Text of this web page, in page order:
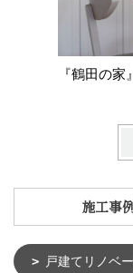
『鶴田の家』
施工事
戸建てリノベ